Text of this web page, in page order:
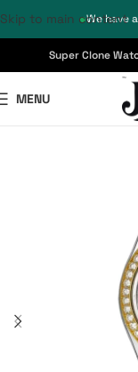
We have
Skip to main content
Super Clone
MENU